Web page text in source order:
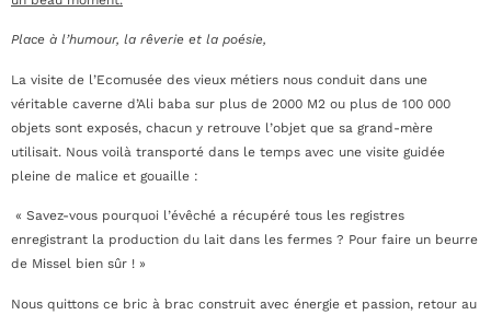
Place à l’humour, la rêverie et la poésie,
La visite de l’Ecomusée des vieux métiers nous conduit dans une
véritable caverne d’Ali baba sur plus de 2000 M2 ou plus de 100 000
objets sont exposés, chacun y retrouve l’objet que sa grand-mère
utilisait. Nous voilà transporté dans le temps avec une visite guidée
pleine de malice et gouaille :
« Savez-vous pourquoi l’évêché a récupéré tous les registres
enregistrant la production du lait dans les fermes ? Pour faire un beurre
de Missel bien sûr ! »
Nous quittons ce bric à brac construit avec énergie et passion, retour au